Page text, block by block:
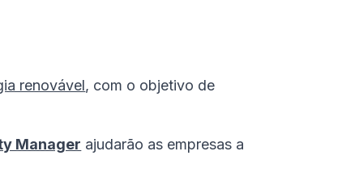
renovável, com o objetivo de
Manager ajudarão as empresas a